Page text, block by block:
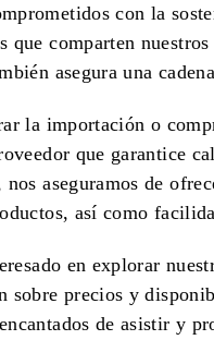
con la
que comparten
asegura una
la importación o
que garantice
aseguramos de
así como
en explorar
sobre precios y
de asistir y